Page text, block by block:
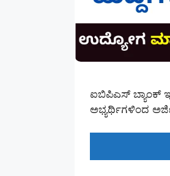
ಐಬಿಪಿಎಸ್ ಬ್ಯಾಂಕ್
ಅಭ್ಯರ್ಥಿಗಳಿಂದ